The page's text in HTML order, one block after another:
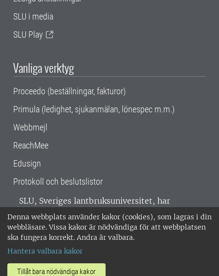
Denna webbplats använder kakor (cookies), som lagras i din
webbläsare. Vissa kakor är nödvändiga för att webbplatsen
ska fungera korrekt. Andra är valbara.
Hantera valbara kakor
Tillåt bara nödvändiga kakor
SLU i media
SLU Play
Vanliga verktyg
Proceedo (beställningar, fakturor)
Primula (ledighet, sjukanmälan, lönespec m.m.)
Webbmejl
ReachMee
Edusign
Protokoll och beslutslistor
SLU, Sveriges lantbruksuniversitet, har
verksamhet över hela Sverige. Huvudorter är
Alnarp, Uppsala och Umeå.SLU är
miljöcertifierat enligt ISO 14001. •
018-67 10 00 • Org nr: 202100-2817 •
Om SLU:s webbplatser